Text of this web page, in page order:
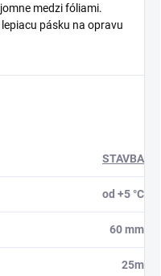
medzi fóliami.
pásku na opravu
STAVBA
od +5 °C
60 mm
25m